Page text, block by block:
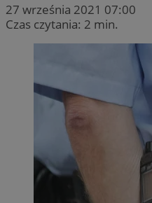
27 września 2021 07:00
Czas czytania: 2 min.